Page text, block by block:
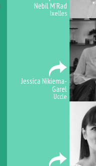
Nebil M’Rad
Ixelles
Jessica Nikiema-
Garel
Uccle